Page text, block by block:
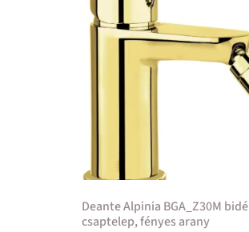
Deante Alpinia BGA_Z30M bidé
csaptelep, fényes arany